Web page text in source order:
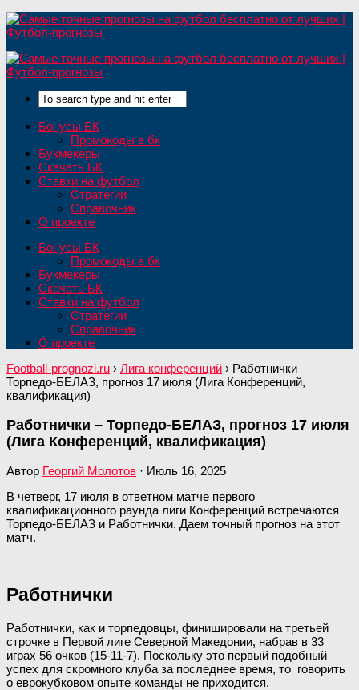
Бонусы БК
Промокоды в бк
Букмекеры
Скачать БК
Ставки на футбол
Стратегии
Справочник
О проекте
Бонусы БК
Промокоды в бк
Букмекеры
Скачать БК
Ставки на футбол
Стратегии
Справочник
О проекте
Football-prognozi.ru › Лига конференций › Работнички –
Торпедо-БЕЛАЗ, прогноз 17 июля (Лига Конференций,
квалификация)
Работнички – Торпедо-БЕЛАЗ, прогноз 17 июля
(Лига Конференций, квалификация)
Автор Георгий Молотов · Июль 16, 2025
В четверг, 17 июля в ответном матче первого
квалификационного раунда лиги Конференций встречаются
Торпедо-БЕЛАЗ и Работнички. Даем точный прогноз на этот
матч.
Работнички
Работнички, как и торпедовцы, финишировали на третьей
строчке в Первой лиге Северной Македонии, набрав в 33
играх 56 очков (15-11-7). Поскольку это первый подобный
успех для скромного клуба за последнее время, то говорить
о еврокубковом опыте команды не приходится.